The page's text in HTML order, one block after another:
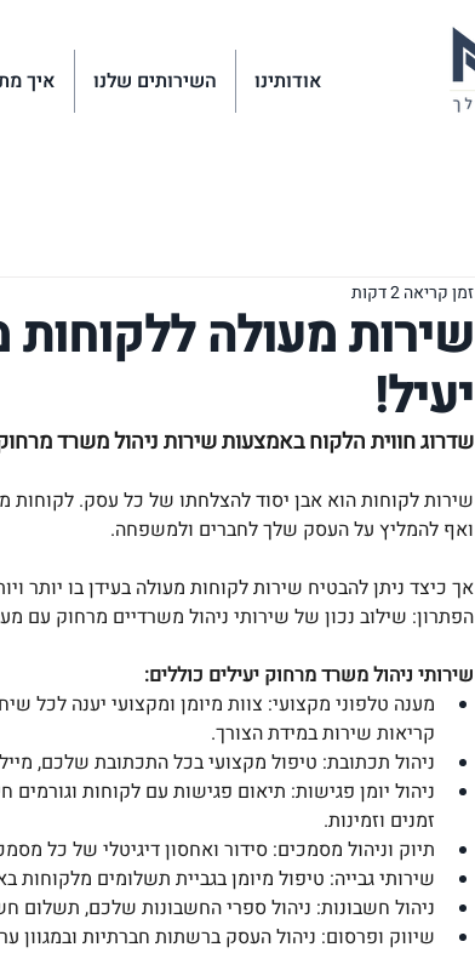
אודותינו השירותים שלנו איך
שירות מעולה
יעיל!
זמן קריאה 2 דקות
שדרוג חווית הלקוח באמצעות שירות ניהול משרד
שירות לקוחות הוא אבן יסוד להצלחתו של כל עסק. לקוחות
ואף להמליץ על העסק שלך לחברים ולמשפחה.
אך כיצד ניתן להבטיח שירות לקוחות מעולה בעידן בו יותר
הפתרון: שילוב נכון של שירותי ניהול משרדיים מרחוק עם
שירותי ניהול משרד מרחוק יעילים כוללים:
מענה טלפוני מקצועי: צוות מיומן ומקצועי יענה לכל
קריאות שירות במידת הצורך.
ניהול תכתובת: טיפול מקצועי בכל התכתובת שלכם,
ניהול יומן פגישות: תיאום פגישות עם לקוחות
זמנים וזמינות.
תיוק וניהול מסמכים: סידור ואחסון דיגיטלי של כל
שירותי גבייה: טיפול מיומן בגביית תשלומים מלקוחות
ניהול חשבונות: ניהול ספרי החשבונות שלכם, תשלום
שיווק ופרסום: ניהול העסק ברשתות חברתיות ובמגוון